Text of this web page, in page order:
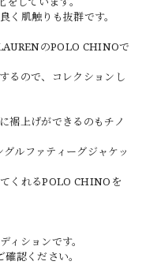
く肌触りも抜群です。
のPOLO CHINOで
るので、コレクションし
裾上げができるのもチノ
ルファティーグジャケッ
くれるPOLO CHINOを
ィションです。
認ください。